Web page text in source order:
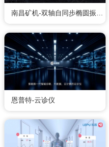
恩普特-云诊仪